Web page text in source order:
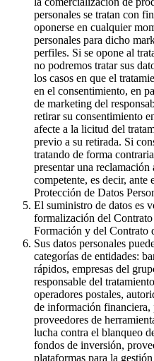
personales se tratan con
oponerse en cualquier
personales para dicho
perfiles. Si se opone al
no podremos tratar sus
los casos en que el
en el consentimiento, en
de marketing del
retirar su consentimiento
afecte a la licitud del
previo a su retirada. Si
tratando de forma
presentar una
competente, es decir,
Protección de Datos
El suministro de datos es
formalización del
Formación y del Contrato
Sus datos personales
categorías de entidades:
rápidos, empresas del
responsable del
operadores postales,
de información financiera,
proveedores de
lucha contra el blanqueo
fondos de inversión,
plataformas para la